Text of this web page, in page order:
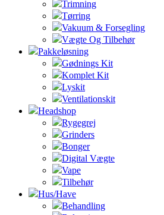
Trimning
Tørring
Vakuum & Forsegling
Vægte Og Tilbehør
Pakkeløsning
Gødnings Kit
Komplet Kit
Lyskit
Ventilationskit
Headshop
Rygegrej
Grinders
Bonger
Digital Vægte
Vape
Tilbehør
Hus/Have
Behandling